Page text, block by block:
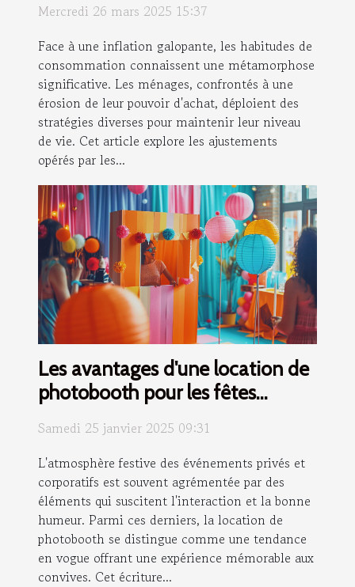
Mercredi 26 mars 2025 15:37
Face à une inflation galopante, les habitudes de
consommation connaissent une métamorphose
significative. Les ménages, confrontés à une
érosion de leur pouvoir d'achat, déploient des
stratégies diverses pour maintenir leur niveau
de vie. Cet article explore les ajustements
opérés par les...
Les avantages d'une location de
photobooth pour les fêtes
Samedi 25 janvier 2025 09:31
L'atmosphère festive des événements privés et
corporatifs est souvent agrémentée par des
éléments qui suscitent l'interaction et la bonne
humeur. Parmi ces derniers, la location de
photobooth se distingue comme une tendance
en vogue offrant une expérience mémorable aux
convives. Cet écriture...